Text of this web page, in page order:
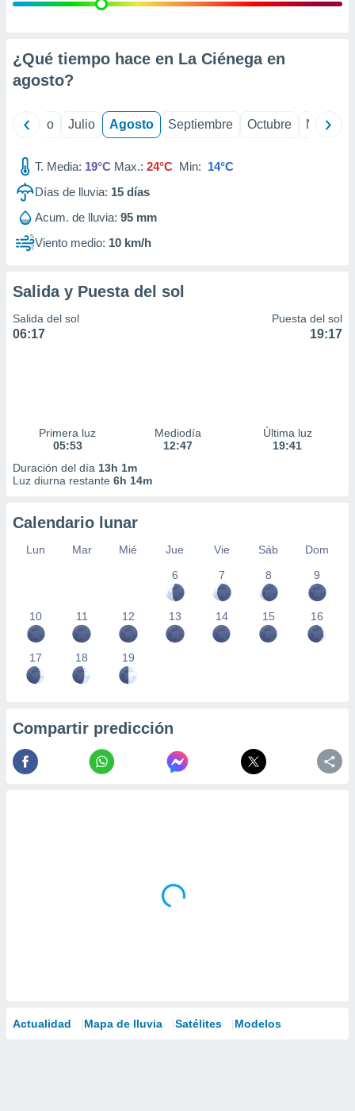
e
mediante
de
1199
¿Qué tiempo hace en La Ciénega en
agosto?
Junio Julio Agosto Septiembre Octubre
T. Media: 19°C Max.: 24°C Min: 14°C
Días de lluvia: 15 días
Acum. de lluvia: 95 mm
Viento medio: 10 km/h
Salida y Puesta del sol
Salida del sol
06:17
Puesta del sol
19:17
Primera luz
05:53
Mediodía
12:47
Última luz
19:41
Duración del día 13h 1m
Luz diurna restante 6h 14m
Calendario lunar
Lun Mar Mié Jue Vie Sáb
Dom
6
7 8 9
10 11 12 13 14 15 16
17 18 19
Compartir predicción
Actualidad Mapa de lluvia Satélites Modelos